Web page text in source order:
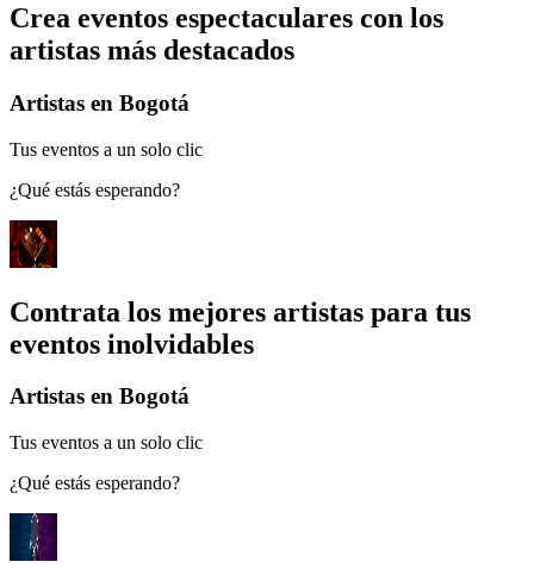
Crea eventos espectaculares con los
artistas más destacados
Artistas en Bogotá
Tus eventos a un solo clic
¿Qué estás esperando?
Contrata los mejores artistas para tus
eventos inolvidables
Artistas en Bogotá
Tus eventos a un solo clic
¿Qué estás esperando?